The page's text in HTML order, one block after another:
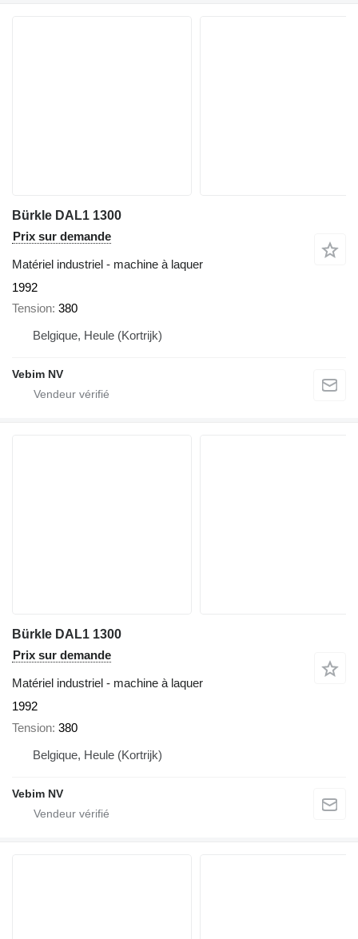
Bürkle DAL1 1300
Prix sur demande
Matériel industriel - machine à laquer
1992
Tension 380
Belgique, Heule (Kortrijk)
Vebim NV
Bürkle DAL1 1300
Prix sur demande
Matériel industriel - machine à laquer
1992
Tension 380
Belgique, Heule (Kortrijk)
Vebim NV